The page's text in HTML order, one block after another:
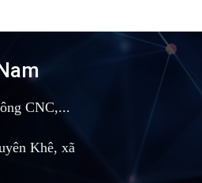
CNC,...
Khê, xã